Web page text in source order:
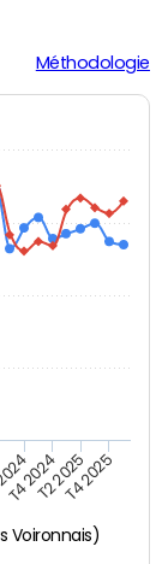
Méthodologie
Voironnais)
T4 2024T2 2025T4 2025